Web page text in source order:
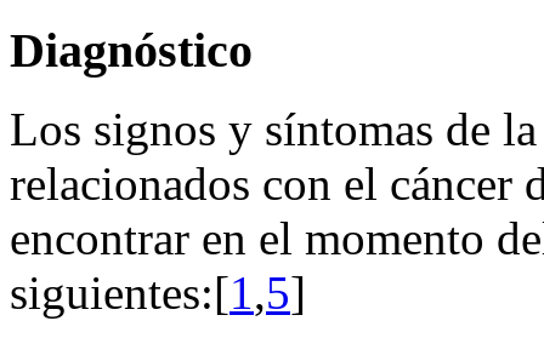
Diagnóstico
Los signos y síntomas de
relacionados con el cáncer
encontrar en el momento
siguientes:[1,5]